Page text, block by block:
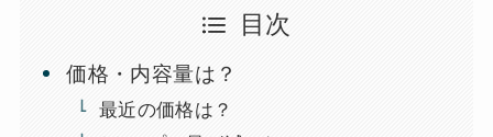
目次
価格・内容量は？
最近の価格は？